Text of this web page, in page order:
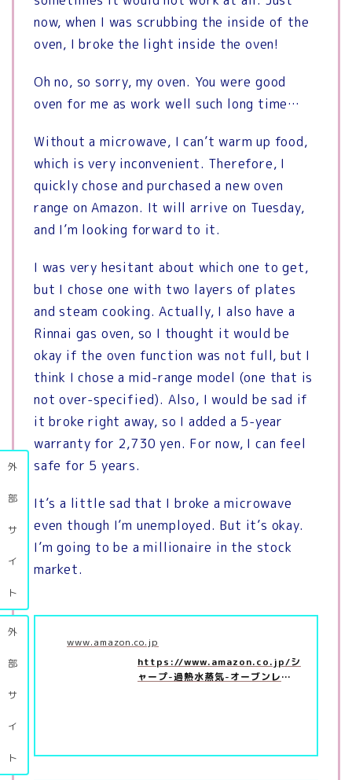
now, when I was scrubbing the inside of the
oven, I broke the light inside the oven!
Oh no, so sorry, my oven. You were good
oven for me as work well such long time…
Without a microwave, I can’t warm up food,
which is very inconvenient. Therefore, I
quickly chose and purchased a new oven
range on Amazon. It will arrive on Tuesday,
and I’m looking forward to it.
I was very hesitant about which one to get,
but I chose one with two layers of plates
and steam cooking. Actually, I also have a
Rinnai gas oven, so I thought it would be
okay if the oven function was not full, but I
think I chose a mid-range model (one that is
not over-specified). Also, I would be sad if
it broke right away, so I added a 5-year
warranty for 2,730 yen. For now, I can feel
safe for 5 years.
It’s a little sad that I broke a microwave
even though I’m unemployed. But it’s okay.
I’m going to be a millionaire in the stock
market.
www.amazon.co.jp
https://www.amazon.co.jp/シ
ャープ-過熱水蒸気-オーブンレン
外
部
サ
イ
ト
外
部
サ
イ
ト